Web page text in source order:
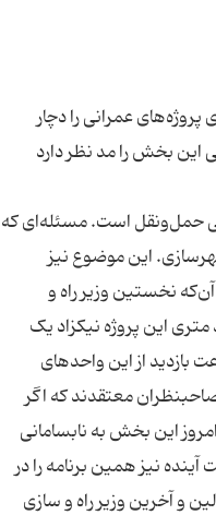
عمرانی را دچار
حمل‌ونقل است. مسئله‌ای که
این موضوع نیز
آن‌که نخستین وزیر راه و
این پروژه نیکزاد یک
از این واحدهای
معتقدند که اگر
امروز این بخش به نابسامانی
نیز همین برنامه را در
و آخرین وزیر راه و سازی